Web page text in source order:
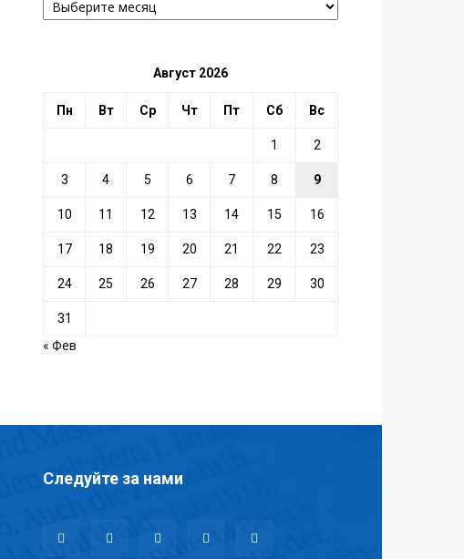
ПО
Август 2026
Пн Вт Ср Чт Пт Сб Вс
1 2
3 4 5 6 7 8 9
10 11 12 13 14 15 16
17 18 19 20 21 22 23
24 25 26 27 28 29 30
31
« Фев
Следуйте за нами